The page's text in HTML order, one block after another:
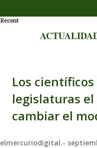
Recent
Los
legislaturas
cambiar el
elmercuriodigital.-